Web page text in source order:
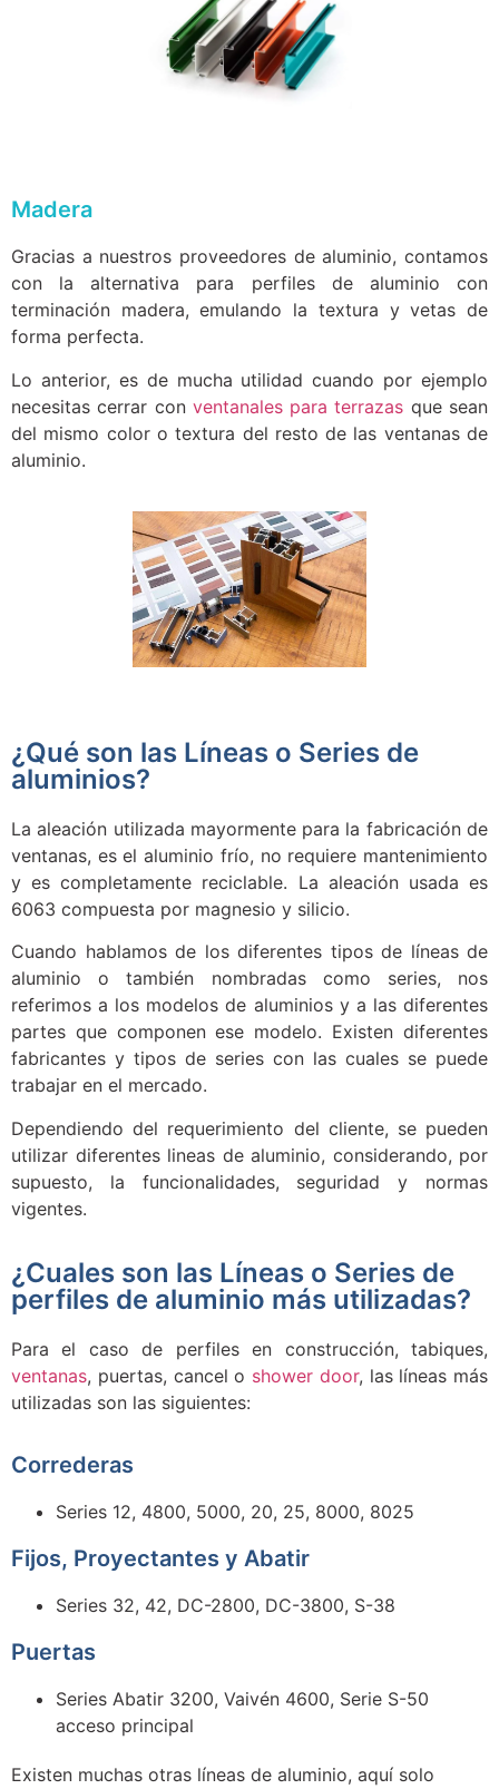
Madera
Gracias a nuestros proveedores de aluminio, contamos
con la alternativa para perfiles de aluminio con
terminación madera, emulando la textura y vetas de
forma perfecta.
Lo anterior, es de mucha utilidad cuando por ejemplo
necesitas cerrar con ventanales para terrazas que sean
del mismo color o textura del resto de las ventanas de
aluminio.
¿Qué son las Líneas o Series de
aluminios?
La aleación utilizada mayormente para la fabricación de
ventanas, es el aluminio frío, no requiere mantenimiento
y es completamente reciclable. La aleación usada es
6063 compuesta por magnesio y silicio.
Cuando hablamos de los diferentes tipos de líneas de
aluminio o también nombradas como series, nos
referimos a los modelos de aluminios y a las diferentes
partes que componen ese modelo. Existen diferentes
fabricantes y tipos de series con las cuales se puede
trabajar en el mercado.
Dependiendo del requerimiento del cliente, se pueden
utilizar diferentes lineas de aluminio, considerando, por
supuesto, la funcionalidades, seguridad y normas
vigentes.
¿Cuales son las Líneas o Series de
perfiles de aluminio más utilizadas?
Para el caso de perfiles en construcción, tabiques,
ventanas, puertas, cancel o shower door, las líneas más
utilizadas son las siguientes:
Correderas
Series 12, 4800, 5000, 20, 25, 8000, 8025
Fijos, Proyectantes y Abatir
Series 32, 42, DC-2800, DC-3800, S-38
Puertas
Series Abatir 3200, Vaivén 4600, Serie S-50
acceso principal
Existen muchas otras líneas de aluminio, aquí solo